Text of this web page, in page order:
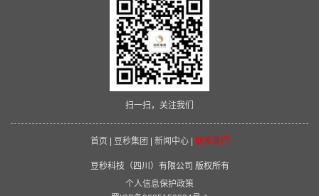
扫一扫，关注我们
首页 豆秒集团 新闻中心| 联系我们
豆秒科技（四川）有限公司 版权所有
个人信息保护政策